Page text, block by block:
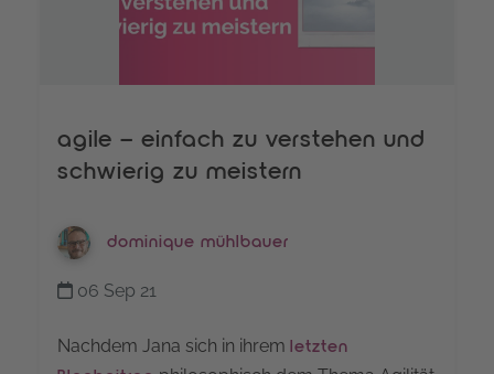
agile – einfach zu verstehen und
schwierig zu meistern
dominique mühlbauer
06 Sep 21
Nachdem Jana sich in ihrem letzten